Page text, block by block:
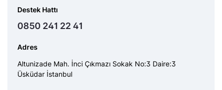
Destek Hattı
0850 241 22 41
Adres
Altunizade Mah. İnci Çıkmazı Sokak No:3 Daire:3
Üsküdar İstanbul